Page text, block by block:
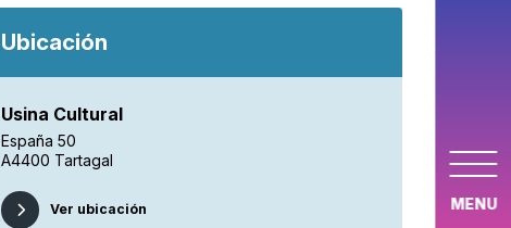
MENU
Ubicación
Usina Cultural
España 50
A4400 Tartagal
Ver ubicación